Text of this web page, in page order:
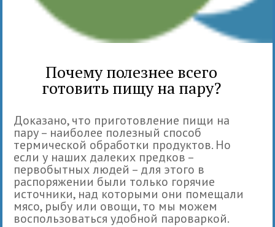
Почему полезнее всего
готовить пищу на пару?
Доказано, что приготовление пищи на
пару – наиболее полезный способ
термической обработки продуктов. Но
если у наших далеких предков –
первобытных людей – для этого в
распоряжении были только горячие
источники, над которыми они помещали
мясо, рыбу или овощи, то мы можем
воспользоваться удобной пароваркой.